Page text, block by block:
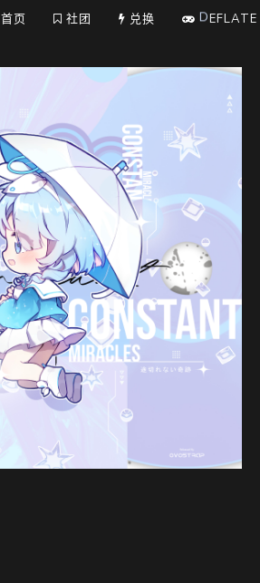
首页 社团 兑换 DEFLATE